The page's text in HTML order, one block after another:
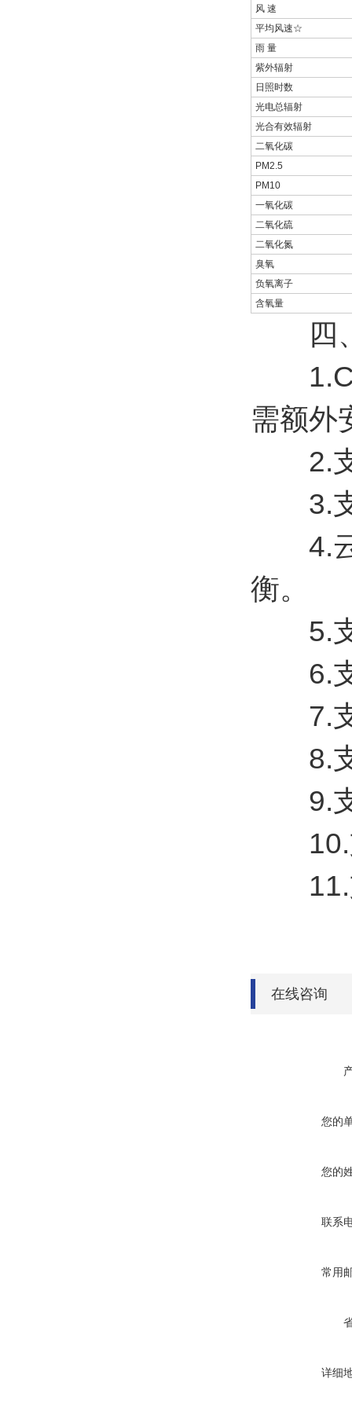
风 速
平均风速☆
雨 量
紫外辐射
日照时数
光电总辐射
光合有效辐射
二氧化碳
PM2.5
PM10
一氧化碳
二氧化硫
二氧化氮
臭氧
负氧离子
含氧量
四、
1.CS
需额外
2.支
3.支
4.云
衡。
5.支
6.支
7.支
8.支
9.支
10.
11.支
在线咨询
您的
您的
联系
常用
详细